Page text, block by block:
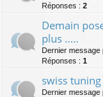
Réponses : 2
Demain
plus .....
Dernier message
Réponses : 1
swiss
Dernier message